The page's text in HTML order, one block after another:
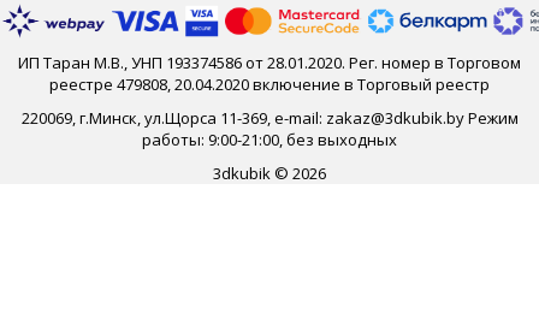
ИП Таран М.В., УНП 193374586 от 28.01.2020. Рег. номер в Торговом
реестре 479808, 20.04.2020 включение в Торговый реестр
220069, г.Минск, ул.Щорса 11-369, e-mail: zakaz@3dkubik.by Режим
работы: 9:00-21:00, без выходных
3dkubik © 2026